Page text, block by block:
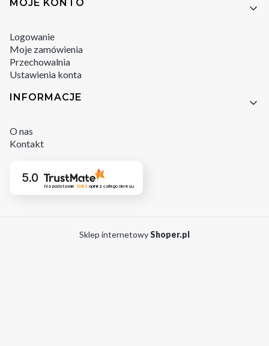
MOJE KONTO
Logowanie
Moje zamówienia
Przechowalnia
Ustawienia konta
INFORMACJE
O nas
Kontakt
5.0
Na podstawie 1083 opinii z całego okresu
Sklep internetowyShoper.pl